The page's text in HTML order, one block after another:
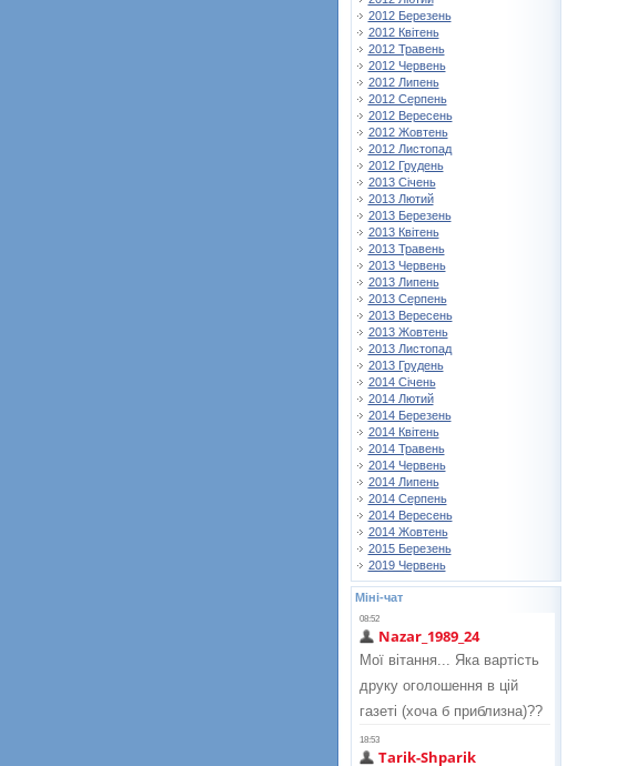
2012 Березень
2012 Квітень
2012 Травень
2012 Червень
2012 Липень
2012 Серпень
2012 Вересень
2012 Жовтень
2012 Листопад
2012 Грудень
2013 Січень
2013 Лютий
2013 Березень
2013 Квітень
2013 Травень
2013 Червень
2013 Липень
2013 Серпень
2013 Вересень
2013 Жовтень
2013 Листопад
2013 Грудень
2014 Січень
2014 Лютий
2014 Березень
2014 Квітень
2014 Травень
2014 Червень
2014 Липень
2014 Серпень
2014 Вересень
2014 Жовтень
2015 Березень
2019 Червень
Міні-чат